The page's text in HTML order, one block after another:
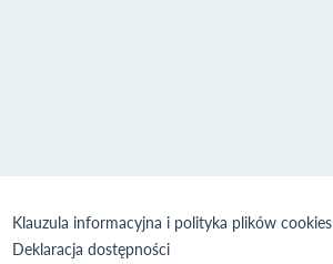
Klauzula informacyjna i polityka plików cookies
Deklaracja dostępności